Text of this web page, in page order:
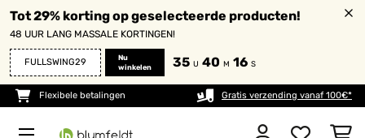
Tot 29% korting op geselecteerde producten!
48 UUR LANG MASSALE KORTINGEN!
FULLSWING29
Nu
winkelen
35 U 40 M 14 S
Flexibele betalingen Gratis verzending vanaf 100€*